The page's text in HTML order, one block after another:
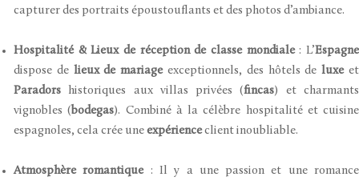
capturer des portraits époustouflants et des photos d’ambiance.
Hospitalité & Lieux de réception de classe mondiale: L’Espagne
dispose de lieux de mariageexceptionnels, des hôtels deluxeet
Paradors historiques aux villas privées (fincas) et charmants
vignobles ( bodegas). Combiné à la célèbre hospitalité et cuisine
espagnoles, cela crée une expérienceclient inoubliable.
Atmosphère romantique: Il y a une passion et une romance